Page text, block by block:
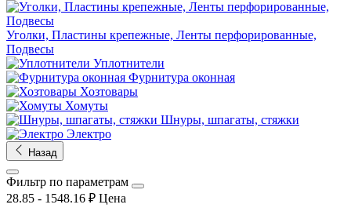
Уголки, Пластины крепежные, Ленты перфорированные,
Подвесы
Уплотнители
Фурнитура оконная
Хозтовары
Хомуты
Шнуры, шпагаты, стяжки
Электро
Назад
Фильтр по параметрам
28.85 - 1548.16 ₽ Цена